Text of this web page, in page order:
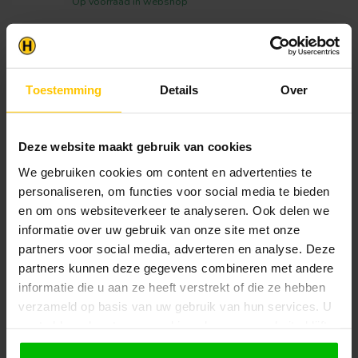
Toestemming Details Over
Deze website maakt gebruik van cookies
We gebruiken cookies om content en advertenties te
personaliseren, om functies voor social media te bieden
en om ons websiteverkeer te analyseren. Ook delen we
informatie over uw gebruik van onze site met onze
partners voor social media, adverteren en analyse. Deze
partners kunnen deze gegevens combineren met andere
informatie die u aan ze heeft verstrekt of die ze hebben
verzameld op basis van uw gebruik van hun services. U
gebruiken.
5x14cm) Geschaafd
Op voorraad in webshop
Klantenservice
Heb je een vraag? Stel je vraag via onze chat,
bekijk onzeveelgestelde vragenof neem
contact op met de
klantenservice
. Wij helpen u
graag verder met het samenstellen van uw
bestelling.
Afhalen en zeker weten dan uw
producten aanwezig zijn?:
1. Voeg alle gewenste producten toe in de
winkelwagen.
2.Ga naar de “Mijn Winkelwagen” pagina.